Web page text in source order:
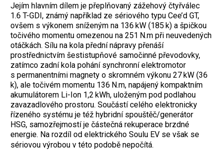
Jejím hlavním dílem je přeplňovaný zážehový čtyřválec
1.6 T-GDI, známý například ze sériového typu Cee’d GT,
ovšem s výkonem sníženým na 136 kW (185 k) a špičkou
točivého momentu omezenou na 251 N.m při neuvedených
otáčkách. Sílu na kola přední nápravy přenáší
prostřednictvím šestistupňové samočinné převodovky,
zatímco zadní kola pohání synchronní elektromotor
s permanentními magnety o skromném výkonu 27 kW (36
k), ale točivém momentu 136 N.m, napájený kompaktním
akumulátorem Li-Ion 1,2 kWh, uloženým pod podlahou
zavazadlového prostoru. Součástí celého elektronicky
řízeného systému je též hybridní spouštěč/generátor
HSG, samozřejmostí je částečná rekuperace brzdné
energie. Na rozdíl od elektrického Soulu EV se však se
sériovou výrobou v této podobě nepočítá.